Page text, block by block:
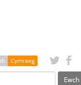
Cymraeg
Ewch